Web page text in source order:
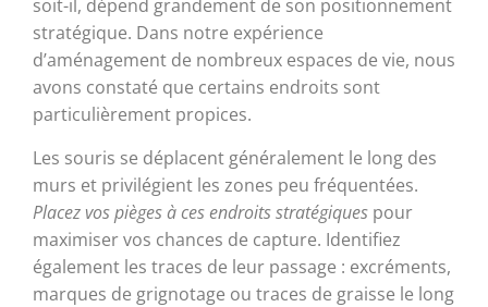
soit-il, dépend grandement de son positionnement
stratégique. Dans notre expérience
d’aménagement de nombreux espaces de vie, nous
avons constaté que certains endroits sont
particulièrement propices.
Les souris se déplacent généralement le long des
murs et privilégient les zones peu fréquentées.
Placez vos pièges à ces endroits stratégiques pour
maximiser vos chances de capture. Identifiez
également les traces de leur passage : excréments,
marques de grignotage ou traces de graisse le long